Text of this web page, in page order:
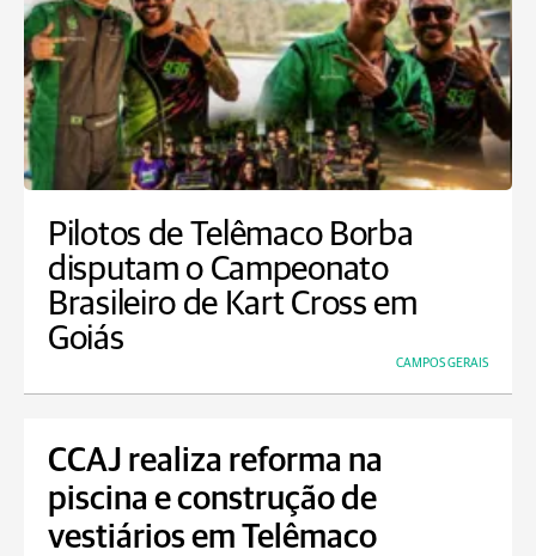
Pilotos de Telêmaco Borba
disputam o Campeonato
Brasileiro de Kart Cross em
Goiás
CAMPOS GERAIS
CCAJ realiza reforma na
piscina e construção de
vestiários em Telêmaco